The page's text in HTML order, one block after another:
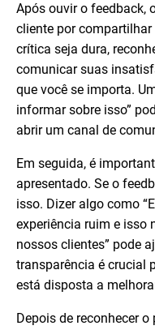
Após ouvir o feedback,
cliente por
crítica seja dura,
comunicar suas
que você se importa.
informar sobre isso”
abrir um canal de
Em seguida, é
apresentado. Se o
isso. Dizer algo como
experiência ruim e isso
nossos clientes” pode
transparência é crucial
está disposta a
Depois de reconhecer